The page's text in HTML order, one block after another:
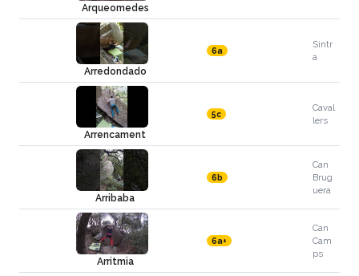
Arqueomedes
Arredondado
6a
Sintr
a
Arrencament
5c
Caval
lers
Arribaba
6b
Can
Brug
uera
Arritmia
6a+
Can
Cam
ps